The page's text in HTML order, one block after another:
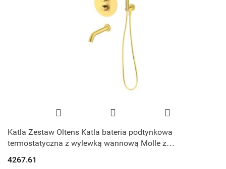
Katla Zestaw Oltens Katla bateria podtynkowa
termostatyczna z wylewką wannową Molle z
4267.61